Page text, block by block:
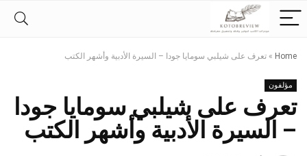
Home
» تعرف على شيلبي سومايا جودا – السيرة الأدبية وأشهر الكتب
مؤلفون
تعرف على شيلبي سومايا جودا
– السيرة الأدبية وأشهر الكتب